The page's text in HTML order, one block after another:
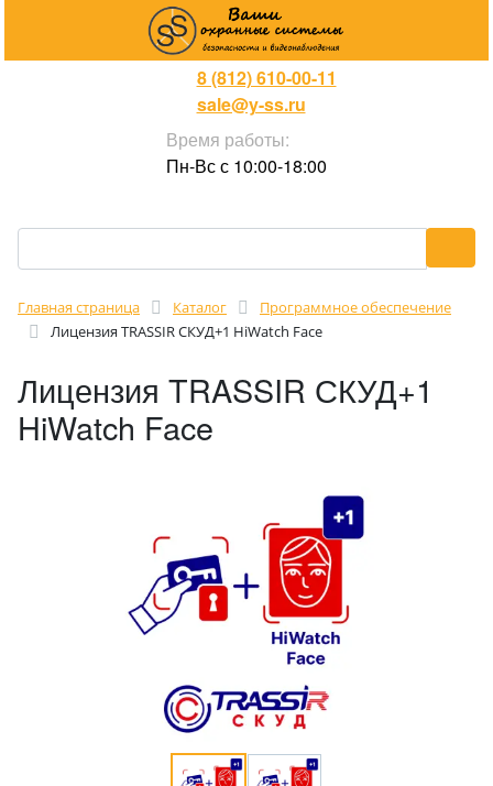
8 (812) 610-00-11
sale@y-ss.ru
Время работы:
Пн-Вс с 10:00-18:00
Главная страница Каталог
Программное обеспечение
Лицензия TRASSIR СКУД+1 HiWatch Face
Лицензия TRASSIR СКУД+1
HiWatch Face